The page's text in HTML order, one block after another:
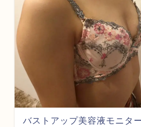
バストアップ美容液モニタ